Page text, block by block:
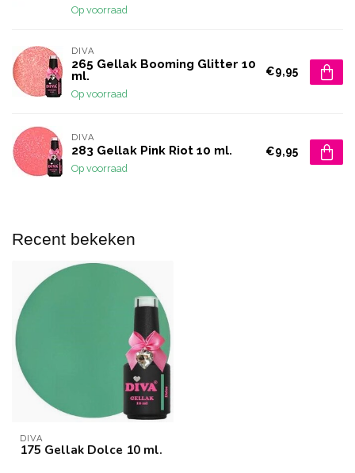
Op voorraad
DIVA
265 Gellak Booming Glitter 10
ml.
Op voorraad
€9,95
DIVA
283 Gellak Pink Riot 10 ml.
Op voorraad
€9,95
Recent bekeken
DIVA
175 Gellak Dolce 10 ml.